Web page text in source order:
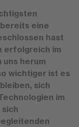
eine
hast
erfolgreich im
uns herum
wichtiger ist es
sich
im
sich